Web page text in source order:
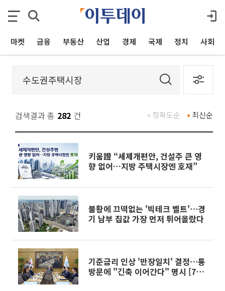
마켓 금융 부동산 산업 경제 국제 정치 사회
검색결과 총 282 건 최신순
정확도순
키움證 “세제개편안, 건설주 큰 영
향 없어…지방 주택시장엔 호재”
불황에 끄떡없는 '빅테크 벨트'⋯경
기 남부 집값 가장 먼저 튀어올랐다
기준금리 인상 '만장일치' 결정⋯통
방문에 "긴축 이어간다" 명시 [7월